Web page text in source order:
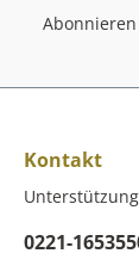
Kontakt
0221-